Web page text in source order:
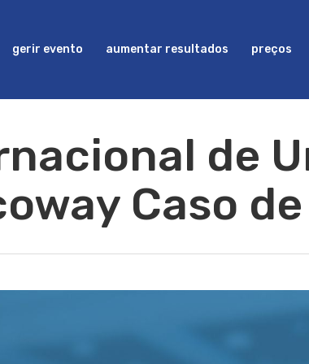
gerir evento aumentar resultados preços
de
Caso